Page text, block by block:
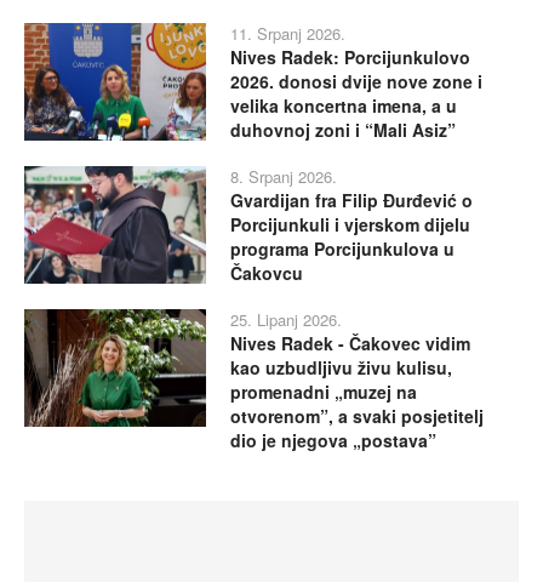
11. Srpanj 2026.
Nives Radek: Porcijunkulovo
2026. donosi dvije nove zone i
velika koncertna imena, a u
duhovnoj zoni i “Mali Asiz”
8. Srpanj 2026.
Gvardijan fra Filip Đurđević o
Porcijunkuli i vjerskom dijelu
programa Porcijunkulova u
Čakovcu
25. Lipanj 2026.
Nives Radek - Čakovec vidim
kao uzbudljivu živu kulisu,
promenadni „muzej na
otvorenom”, a svaki posjetitelj
dio je njegova „postava”